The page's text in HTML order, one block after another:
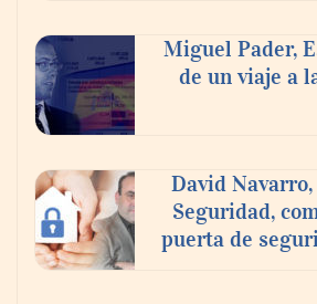
fotografía editorial
El voto del público será
elegir a los ganadores del X
Cementerios de España
Miguel Pader,
de un viaje a
David
Seguridad,
puerta de